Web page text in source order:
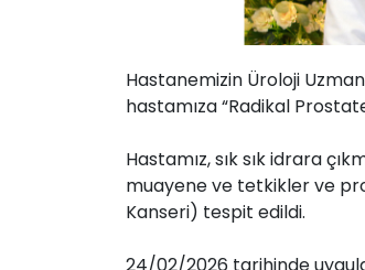
Hastanemizin Üroloji
hastamıza “Radikal
Hastamız, sık sık idrara
muayene ve tetkikler ve
Kanseri) tespit edildi.